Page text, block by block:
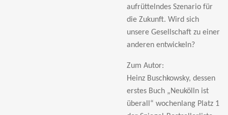
aufrüttelndes Szenario für
die Zukunft. Wird sich
unsere Gesellschaft zu einer
anderen entwickeln?
Zum Autor:
Heinz Buschkowsky, dessen
erstes Buch „Neukölln ist
überall“ wochenlang Platz 1